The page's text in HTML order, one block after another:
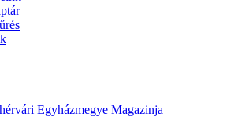
Egyházmegye Magazinja